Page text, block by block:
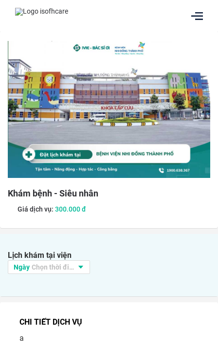
Khám bệnh - Siêu nhân
Giá dịch vụ: 300.000đ
Lịch khám tại viện
CHI TIẾT DỊCH VỤ
a